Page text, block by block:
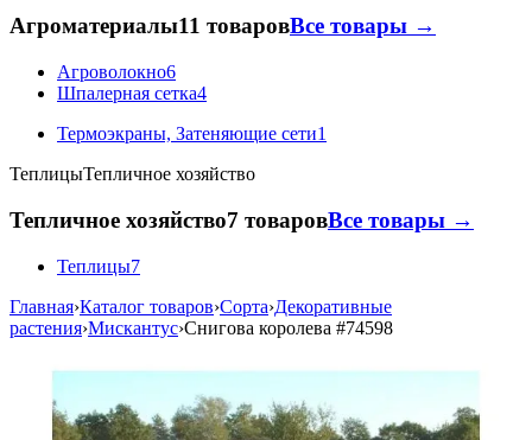
Агроматериалы11 товаровВсе товары →
Агроволокно6
Шпалерная сетка4
Термоэкраны, Затеняющие сети1
ТеплицыТепличное хозяйство
Тепличное хозяйство7 товаровВсе товары →
Теплицы7
Главная›Каталог товаров›Сорта›Декоративные
растения›Мискантус›Снигова королева #74598